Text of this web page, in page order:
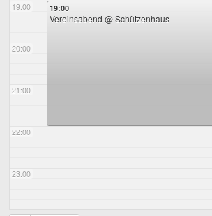
19:00
20:00
21:00
22:00
23:00
19:00
Vereinsabend@ Schützenhaus